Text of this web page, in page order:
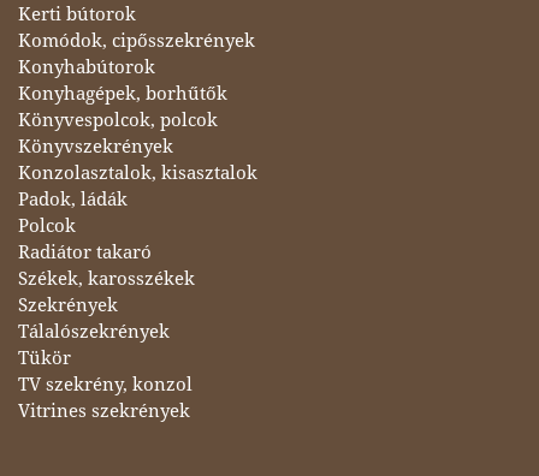
Kerti bútorok
Komódok, cipősszekrények
Konyhabútorok
Konyhagépek, borhűtők
Könyvespolcok, polcok
Könyvszekrények
Konzolasztalok, kisasztalok
Padok, ládák
Polcok
Radiátor takaró
Székek, karosszékek
Szekrények
Tálalószekrények
Tükör
TV szekrény, konzol
Vitrines szekrények